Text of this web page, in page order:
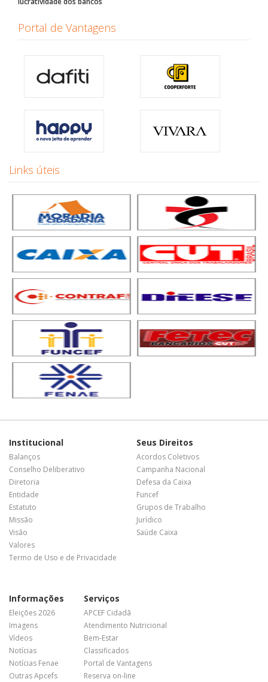
Portal de Vantagens
Links úteis
Institucional
Balanços
Conselho Deliberativo
Diretoria
Entidade
Estatuto
Missão
Visão
Valores
Termo de Uso e de Privacidade
Seus Direitos
Acordos Coletivos
Campanha Nacional
Defesa da Caixa
Funcef
Grupos de Trabalho
Jurídico
Saúde Caixa
Informações
Eleições 2026
Imagens
Vídeos
Notícias
Notícias Fenae
Outras Apcefs
Serviços
APCEF Cidadã
Atendimento Nutricional
Bem-Estar
Classificados
Portal de Vantagens
Reserva on-line